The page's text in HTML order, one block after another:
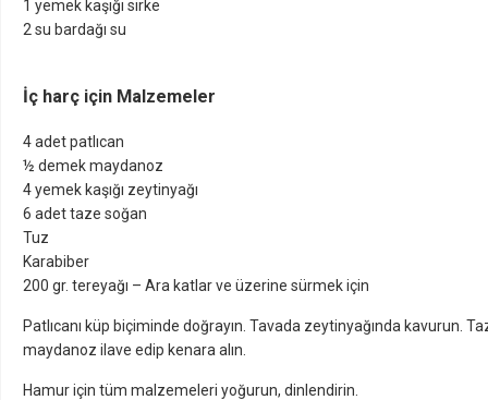
1 yemek kaşığı sirke
2 su bardağı su
İç harç için Malzemeler
4 adet patlıcan
½ demek maydanoz
4 yemek kaşığı zeytinyağı
6 adet taze soğan
Tuz
Karabiber
200 gr. tereyağı – Ara katlar ve üzerine sürmek için
Patlıcanı küp biçiminde doğrayın. Tavada zeytinyağında kavurun.
maydanoz ilave edip kenara alın.
Hamur için tüm malzemeleri yoğurun, dinlendirin.